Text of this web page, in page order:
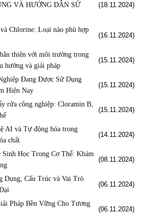
VÀ HƯỚNG DẪN SỬ
(18.11.2024)
Chlorine: Loại nào phù hợp
(16.11.2024)
thiện với môi trường trong
hướng và giải pháp
(15.11.2024)
Đang Được Sử Dụng
Hiện Nay
(15.11.2024)
rửa công nghiệp: Cloramin B,
(15.11.2024)
AI và Tự động hóa trong
chất
(14.11.2024)
Sinh Học Trong Cơ Thể: Khám
(08.11.2024)
Dụng, Cấu Trúc và Vai Trò
(06.11.2024)
Pháp Bền Vững Cho Tương
(06.11.2024)